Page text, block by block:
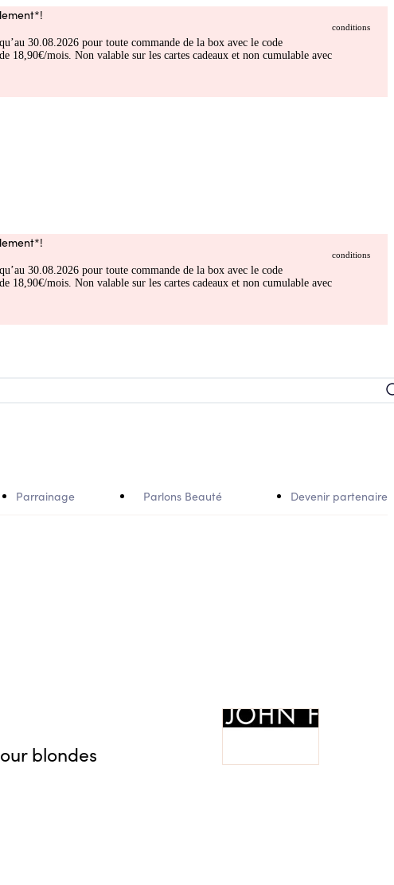
conditions
30.08.2026 pour toute commande de la box avec le code
mois. Non valable sur les cartes cadeaux et non cumulable avec
conditions
30.08.2026 pour toute commande de la box avec le code
mois. Non valable sur les cartes cadeaux et non cumulable avec
Parrainage Parlons Beauté Devenir partenaire
blondes